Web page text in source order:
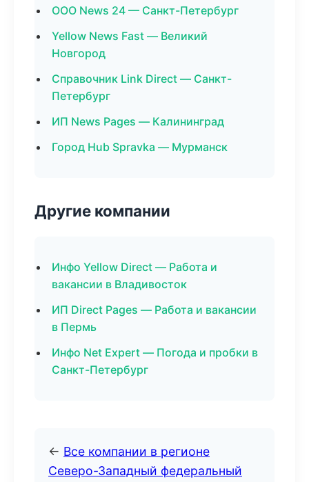
ООО News 24 — Санкт-Петербург
Yellow News Fast — Великий
Новгород
Справочник Link Direct — Санкт-
Петербург
ИП News Pages — Калининград
Город Hub Spravka — Мурманск
Другие компании
Инфо Yellow Direct — Работа и
вакансии в Владивосток
ИП Direct Pages — Работа и вакансии
в Пермь
Инфо Net Expert — Погода и пробки в
Санкт-Петербург
← Все компании в регионе
Северо-Западный федеральный